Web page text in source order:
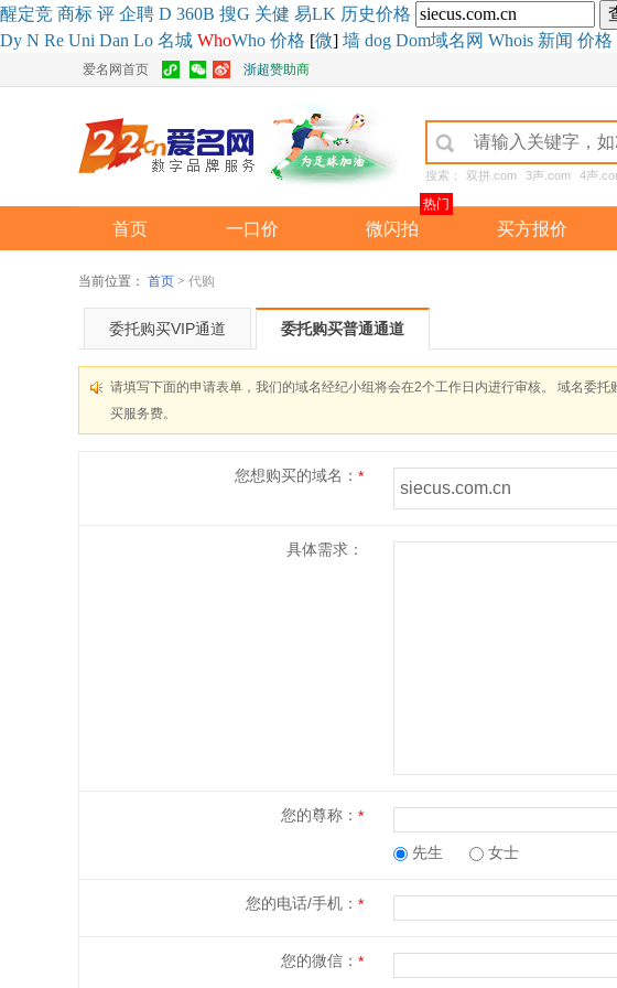
醒定竞 商标 评 企聘 D 360B 搜G 关健 易LK 历史价格
Dy N Re Uni Dan Lo 名城 WhoWho 价格 [微] 墙 dog Dom域名网 Whois 新闻 价格